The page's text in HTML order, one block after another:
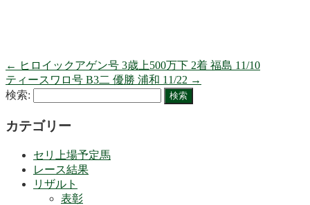
← ヒロイックアゲン号 3歳上500万下 2着 福島 11/10
ティースワロ号 B3二 優勝 浦和 11/22 →
検索:
カテゴリー
セリ上場予定馬
レース結果
リザルト
表彰